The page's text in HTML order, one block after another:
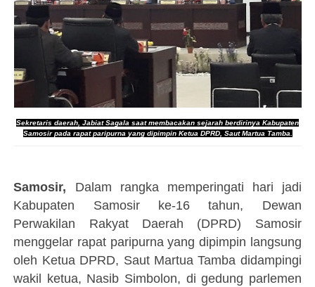
Sekretaris daerah, Jabiat Sagala saat membacakan sejarah berdirinya Kabupaten
Samosir pada rapat paripurna yang dipimpin Ketua DPRD, Saut Martua Tamba.
Samosir, Dalam rangka memperingati hari jadi
Kabupaten Samosir ke-16 tahun, Dewan
Perwakilan Rakyat Daerah (DPRD) Samosir
menggelar rapat paripurna yang dipimpin langsung
oleh Ketua DPRD, Saut Martua Tamba didampingi
wakil ketua, Nasib Simbolon, di gedung parlemen